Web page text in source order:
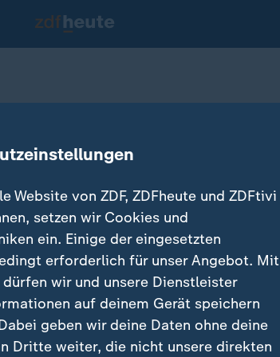
Website von ZDF, ZDFheute und ZDFtivi
setzen wir Cookies und
ein. Einige der eingesetzten
erforderlich für unser Angebot. Mit
wir und unsere Dienstleister
auf deinem Gerät speichern
geben wir deine Daten ohne deine
Dritte weiter, die nicht unsere direkten